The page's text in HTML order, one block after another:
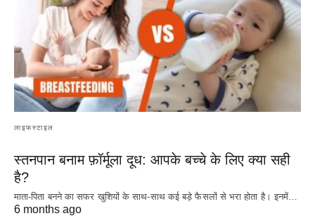
लाइफस्टाइल
स्तनपान बनाम फ़ॉर्मूला दूध: आपके बच्चे के लिए क्या सही
है?
माता-पिता बनने का सफर खुशियों के साथ-साथ कई बड़े फैसलों से भरा होता है। इनमें…
6 months ago